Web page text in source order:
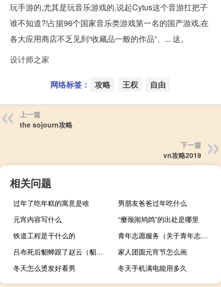
玩手游的,尤其是玩音乐游戏的,说起Cytus这个音游扛把子
谁不知道?!占据96个国家音乐类游戏第一名的国产游戏,在
各大应用商店不乏见到“收藏品一般的作品”、... 这。
设计师之家
网络标签： 攻略 王权 自由
上一篇
the sojourn攻略
下一篇
vn攻略2019
相关问题
过年了吃年糕的寓意是啥
男朋友爸爸过年吃什么
元宵内容写什么
“瘿颈闹鸠鸽”的出处是哪里
铁道工程是干什么的
青年志愿服务（关于青年志愿服务的介绍）
吕布死后貂蝉跟了赵云（貂蝉爱吕布还是赵云）
家人团圆元宵节怎么画
冬天怎么烫发好看男
冬天手机满电能用多久